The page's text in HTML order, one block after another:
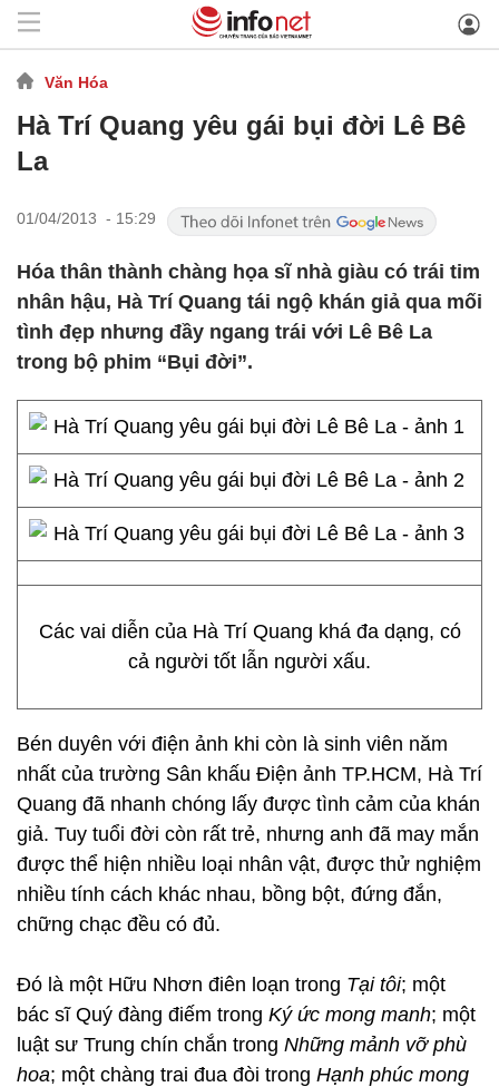
Văn Hóa
Hà Trí Quang yêu gái bụi đời Lê Bê
La
01/04/2013 - 15:29
Hóa thân thành chàng họa sĩ nhà giàu có trái tim
nhân hậu, Hà Trí Quang tái ngộ khán giả qua mối
tình đẹp nhưng đầy ngang trái với Lê Bê La
trong bộ phim “Bụi đời”.
Các vai diễn của Hà Trí Quang khá đa dạng, có
cả người tốt lẫn người xấu.
Bén duyên với điện ảnh khi còn là sinh viên năm
nhất của trường Sân khấu Điện ảnh TP.HCM, Hà Trí
Quang đã nhanh chóng lấy được tình cảm của khán
giả. Tuy tuổi đời còn rất trẻ, nhưng anh đã may mắn
được thể hiện nhiều loại nhân vật, được thử nghiệm
nhiều tính cách khác nhau, bồng bột, đứng đắn,
chững chạc đều có đủ.
Đó là một Hữu Nhơn điên loạn trong Tại tôi; một
bác sĩ Quý đàng điếm trong Ký ức mong manh; một
luật sư Trung chín chắn trong Những mảnh vỡ phù
hoa; một chàng trai đua đòi trong Hạnh phúc mong